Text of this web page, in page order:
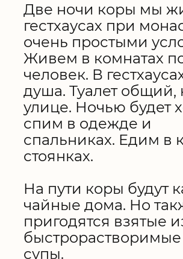
Две ночи коры мы
гестхаусах при
очень простыми
Живем в комнатах
человек. В
душа. Туалет общий,
улице. Ночью будет
спим в одежде и
спальниках. Едим в
стоянках.
На пути коры будут
чайные дома. Но
пригодятся взятые
супы.